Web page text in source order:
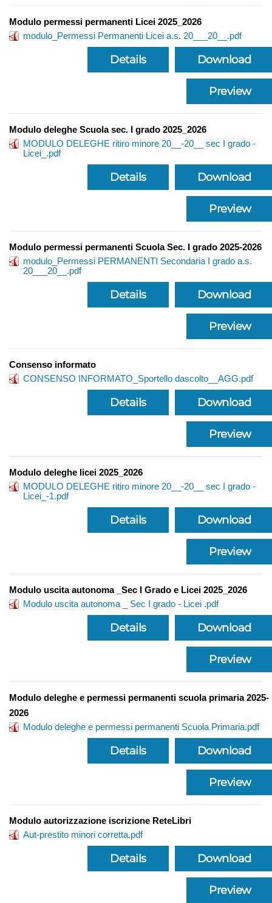
Modulo permessi permanenti Licei 2025_2026
modulo_Permessi Permanenti Licei a.s. 20___20__.pdf
Download
Details
Preview
Modulo deleghe Scuola sec. I grado 2025_2026
MODULO DELEGHE ritiro minore 20__-20__ sec I grado -
Licei_.pdf
Download
Details
Preview
Modulo permessi permanenti Scuola Sec. I grado 2025-2026
modulo_Permessi PERMANENTI Secondaria I grado a.s.
20___20__.pdf
Download
Details
Preview
Consenso informato
CONSENSO INFORMATO_Sportello dascolto__AGG.pdf
Download
Details
Preview
Modulo deleghe licei 2025_2026
MODULO DELEGHE ritiro minore 20__-20__ sec I grado -
Licei_-1.pdf
Download
Details
Preview
Modulo uscita autonoma _Sec I Grado e Licei 2025_2026
Modulo uscita autonoma _ Sec I grado - Licei .pdf
Download
Details
Preview
Modulo deleghe e permessi permanenti scuola primaria 2025-
2026
Modulo deleghe e permessi permanenti Scuola Primaria.pdf
Download
Details
Preview
Modulo autorizzazione iscrizione ReteLibri
Aut-prestito minori corretta.pdf
Download
Details
Preview